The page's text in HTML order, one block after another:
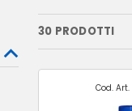
30 PRODOTTI
Cod. Art.